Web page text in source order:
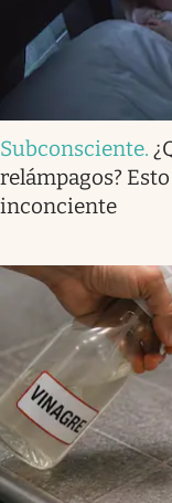
Subconsciente.
relámpagos?
inconciente